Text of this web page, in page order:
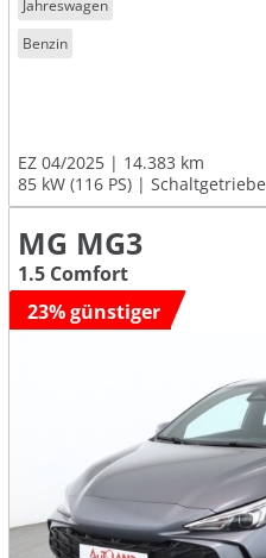
Jahreswagen
Benzin
EZ 04/2025
14.383 km
85 kW (116 PS)
Schaltgetriebe
MG MG3
1.5 Comfort
23% günstiger